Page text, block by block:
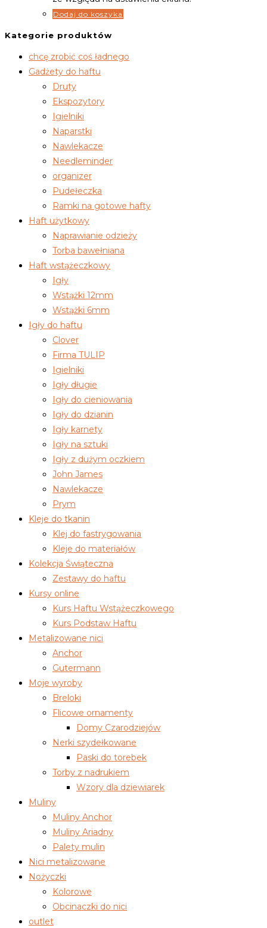
Dodaj do koszyka
Kategorie produktów
chcę zrobić coś ładnego
Gadżety do haftu
Druty
Ekspozytory
Igielniki
Naparstki
Nawlekacze
Needleminder
organizer
Pudełeczka
Ramki na gotowe hafty
Haft użytkowy
Naprawianie odzieży
Torba bawełniana
Haft wstążeczkowy
Igły
Wstążki 12mm
Wstążki 6mm
Igły do haftu
Clover
Firma TULIP
Igielniki
Igły długie
Igły do cieniowania
Igły do dzianin
Igły karnety
Igły na sztuki
Igły z dużym oczkiem
John James
Nawlekacze
Prym
Kleje do tkanin
Klej do fastrygowania
Kleje do materiałów
Kolekcja Świąteczna
Zestawy do haftu
Kursy online
Kurs Haftu Wstążeczkowego
Kurs Podstaw Haftu
Metalizowane nici
Anchor
Gutermann
Moje wyroby
Breloki
Flicowe ornamenty
Domy Czarodziejów
Nerki szydełkowane
Paski do torebek
Torby z nadrukiem
Wzory dla dziewiarek
Muliny
Muliny Anchor
Muliny Ariadny
Palety mulin
Nici metalizowane
Nożyczki
Kolorowe
Obcinaczki do nici
outlet